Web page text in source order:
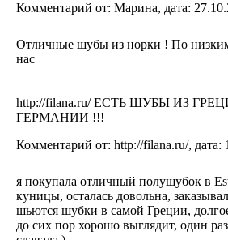
Комментарий от: Марина, дата:
Отличные шубы из норки ! По
нас
http://filana.ru/ ЕСТЬ ШУБЫ ИЗ
ГЕРМАНИИ !!!
Комментарий от: http://filana.ru/, дата:
я покупала отличный полушубок в
куницы, осталась довольна,
шьются шубки в самой Греции,
до сих пор хорошо выглядит, один